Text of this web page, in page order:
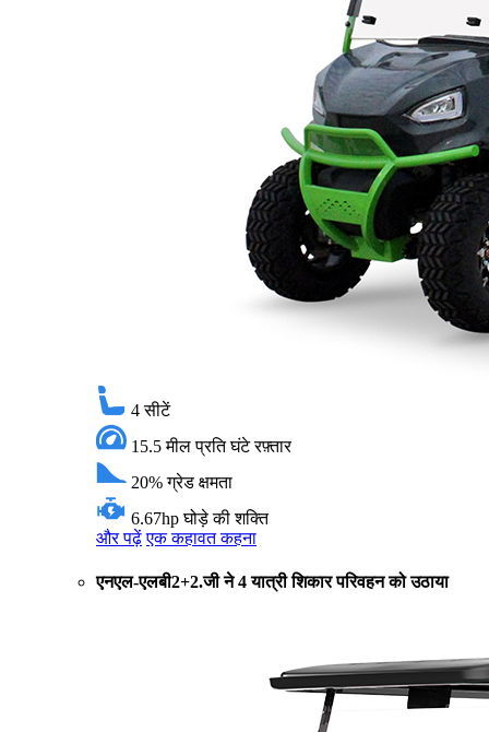
4 सीटें
15.5 मील प्रति घंटे रफ़्तार
20% ग्रेड क्षमता
6.67hp घोड़े की शक्ति
और पढ़ें एक कहावत कहना
एनएल-एलबी2+2.जी ने 4 यात्री शिकार परिवहन को उठाया